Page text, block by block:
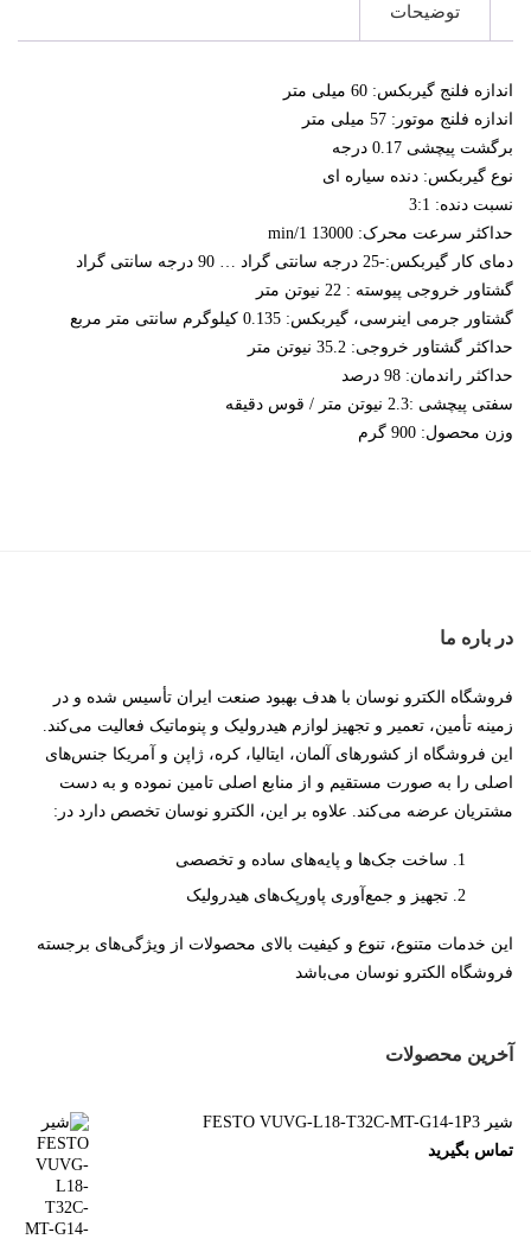
توضیحات
اندازه فلنج گیربکس: 60 میلی متر
اندازه فلنج موتور: 57 میلی متر
برگشت پیچشی 0.17 درجه
نوع گیربکس: دنده سیاره ای
نسبت دنده: 3:1
حداکثر سرعت محرک: 13000 1/min
دمای کار گیربکس:-25 درجه سانتی گراد … 90 درجه سانتی گراد
گشتاور خروجی پیوسته : 22 نیوتن متر
گشتاور جرمی اینرسی، گیربکس: 0.135 کیلوگرم سانتی متر مربع
حداکثر گشتاور خروجی: 35.2 نیوتن متر
حداکثر راندمان: 98 درصد
سفتی پیچشی :2.3 نیوتن متر / قوس دقیقه
وزن محصول: 900 گرم
در باره ما
فروشگاه الکترو نوسان با هدف بهبود صنعت ایران تأسیس شده و در
زمینه تأمین، تعمیر و تجهیز لوازم هیدرولیک و پنوماتیک فعالیت می‌کند.
این فروشگاه از کشورهای آلمان، ایتالیا، کره، ژاپن و آمریکا جنس‌های
اصلی را به صورت مستقیم و از منابع اصلی تامین نموده و به دست
مشتریان عرضه می‌کند. علاوه بر این، الکترو نوسان تخصص دارد در:
ساخت جک‌ها و پایه‌های ساده و تخصصی
تجهیز و جمع‌آوری پاورپک‌های هیدرولیک
این خدمات متنوع، تنوع و کیفیت بالای محصولات از ویژگی‌های برجسته
فروشگاه الکترو نوسان می‌باشد
آخرین محصولات
شیر FESTO VUVG-L18-T32C-MT-G14-1P3
تماس بگیرید